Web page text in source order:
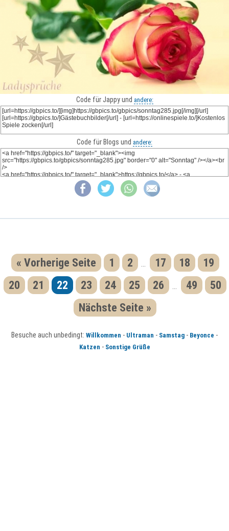
Code für Jappy und andere:
Code für Blogs und andere:
« Vorherige Seite 1 2 17 18
19
20
21 22 23 24 25 26 49
50
Nächste Seite »
Besuche auch unbedingt: Willkommen - Ultraman - Samstag - Beyonce -
Katzen - Sonstige Grüße